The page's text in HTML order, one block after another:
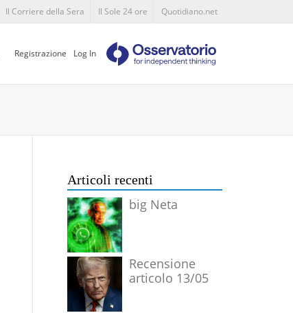
Il Corriere della Sera Il Sole 24 ore Quotidiano.net
CercaRegistrazione Log In
Articoli recenti
big Neta
Recensione
articolo 13/05